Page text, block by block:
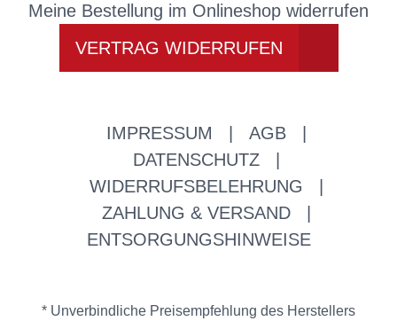
Meine Bestellung im Onlineshop widerrufen
VERTRAG WIDERRUFEN
IMPRESSUM AGB
DATENSCHUTZ
WIDERRUFSBELEHRUNG
ZAHLUNG & VERSAND
ENTSORGUNGSHINWEISE
* Unverbindliche Preisempfehlung des Herstellers